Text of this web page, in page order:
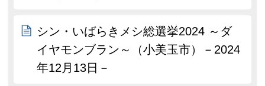
シン・いばらきメシ総選挙2024 ～ダ
イヤモンブラン～（小美玉市）－2024
年12月13日－